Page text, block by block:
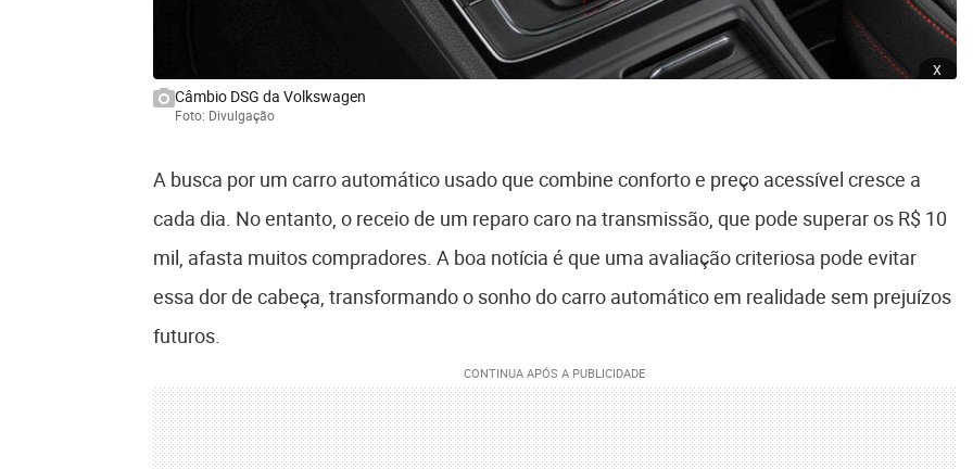
x
Câmbio DSG da Volkswagen
Foto: Divulgação
A busca por um carro automático usado que combine conforto e preço acessível cresce a
cada dia. No entanto, o receio de um reparo caro na transmissão, que pode superar os R$ 10
mil, afasta muitos compradores. A boa notícia é que uma avaliação criteriosa pode evitar
essa dor de cabeça, transformando o sonho do carro automático em realidade sem prejuízos
futuros.